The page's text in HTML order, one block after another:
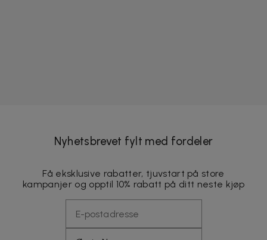
Nyhetsbrevet fylt med fordeler
Få eksklusive rabatter, tjuvstart på store
kampanjer og opptil 10% rabatt på ditt neste kjøp